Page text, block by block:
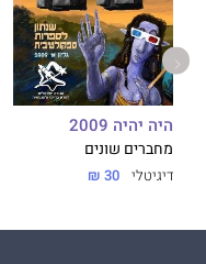
היה יהיה 2009
מחברים שונים
דיגיטלי 30 ₪